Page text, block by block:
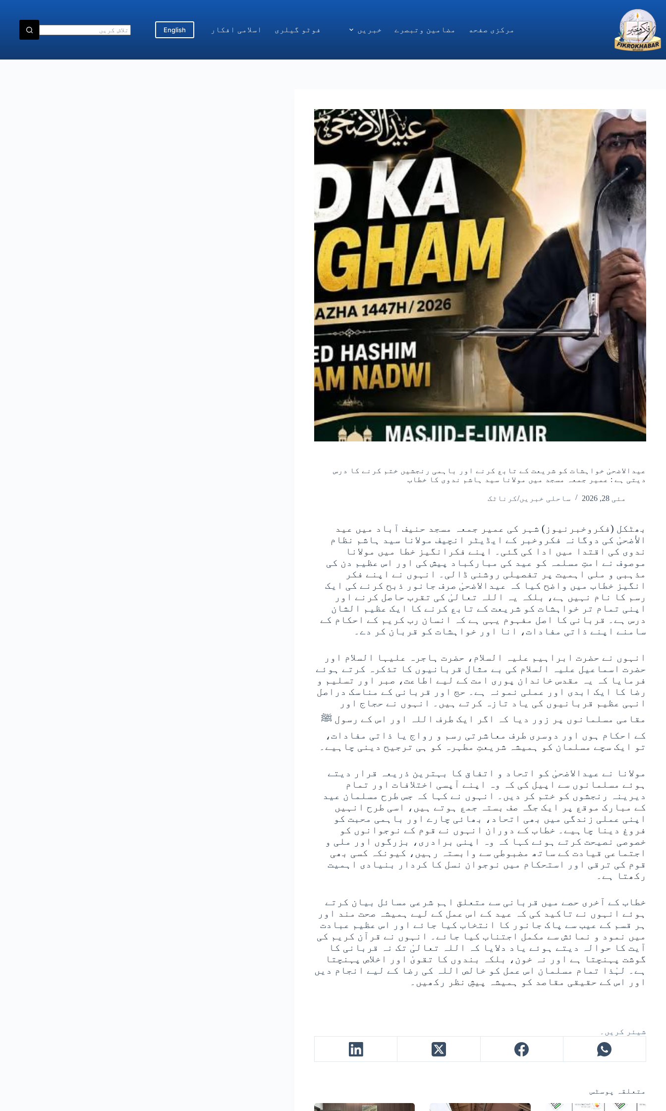
content
مركزى صفحه
مضامین وتبصرے خبریں فوٹو گیلری اسلامی افکار English
عیدالاضحیٰ خواہشات کو شریعت کے تابع کرنے اور باہمی رنجشیں ختم کرنے کا درس
دیتی ہے : عمیر جمعہ مسجد میں مولانا سید ہاشم ندوی کا خطاب
مئی 28, 2026 ساحلی خبریں/کرناٹک
بھٹکل (فکروخبرنیوز) شہر کی عمیر جمعہ مسجد حنیف آباد میں عید
الأضحیٰ کی دوگانہ فکروخبر کے ایڈیٹر انچیف مولانا سید ہاشم نظام
ندوی کی اقتدا میں ادا کی گئی۔ اپنے فکرانگیز خطا میں مولانا
موصوف نے امتِ مسلمہ کو عید کی مبارکباد پیش کی اور اس عظیم دن کی
مذہبی و ملی اہمیت پر تفصیلی روشنی ڈالی۔ انہوں نے اپنے فکر
انگیز خطاب میں واضح کیا کہ عیدالاضحیٰ صرف جانور ذبح کرنے کی ایک
رسم کا نام نہیں ہے، بلکہ یہ اللہ تعالیٰ کی تقرب حاصل کرنے اور
اپنی تمام تر خواہشات کو شریعت کے تابع کرنے کا ایک عظیم الشان
درس ہے۔ قربانی کا اصل مفہوم یہی ہے کہ انسان رب کریم کے احکام کے
سامنے اپنے ذاتی مفادات، انا اور خواہشات کو قربان کر دے۔
انہوں نے حضرت ابراہیم علیہ السلام، حضرت ہاجرہ علیہا السلام اور
حضرت اسماعیل علیہ السلام کی بے مثال قربانیوں کا تذکرہ کرتے ہوئے
فرمایا کہ یہ مقدس خاندان پوری امت کے لیے اطاعت، صبر اور تسلیم و
رضا کا ایک ابدی اور عملی نمونہ ہے۔ حج اور قربانی کے مناسک دراصل
انہی عظیم قربانیوں کی یاد تازہ کرتے ہیں۔ انہوں نے حجاج اور
مقامی مسلمانوں پر زور دیا کہ اگر ایک طرف اللہ اور اس کے رسول ﷺ
کے احکام ہوں اور دوسری طرف معاشرتی رسم و رواج یا ذاتی مفادات،
تو ایک سچے مسلمان کو ہمیشہ شریعتِ مطہرہ کو ہی ترجیح دینی چاہیے۔
مولانا نے عیدالاضحیٰ کو اتحاد و اتفاق کا بہترین ذریعہ قرار دیتے
ہوئے مسلمانوں سے اپیل کی کہ وہ اپنے آپسی اختلافات اور تمام
دیرینہ رنجشوں کو ختم کر دیں۔ انہوں نے کہا کہ جس طرح مسلمان عید
کے مبارک موقع پر ایک جگہ صف بستہ جمع ہوتے ہیں، اسی طرح انہیں
اپنی عملی زندگی میں بھی اتحاد، بھائی چارے اور باہمی محبت کو
فروغ دینا چاہیے۔ خطاب کے دوران انہوں نے قوم کے نوجوانوں کو
خصوصی نصیحت کرتے ہوئے کہا کہ وہ اپنی برادری، بزرگوں اور ملی و
اجتماعی قیادت کے ساتھ مضبوطی سے وابستہ رہیں، کیونکہ کسی بھی
قوم کی ترقی اور استحکام میں نوجوان نسل کا کردار بنیادی اہمیت
رکھتا ہے۔
خطاب کے آخری حصے میں قربانی سے متعلق اہم شرعی مسائل بیان کرتے
ہوئے انہوں نے تاکید کی کہ عید کے اس عمل کے لیے ہمیشہ صحت مند اور
ہر قسم کے عیب سے پاک جانور کا انتخاب کیا جائے اور اس عظیم عبادت
میں نمود و نمائش سے مکمل اجتناب کیا جائے۔ انہوں نے قرآن کریم کی
آیت کا حوالہ دیتے ہوئے یاد دلایا کہ اللہ تعالیٰ تک نہ قربانی کا
گوشت پہنچتا ہے اور نہ خون، بلکہ بندوں کا تقویٰ اور اخلاص پہنچتا
ہے۔ لہٰذا تمام مسلمان اس عمل کو خالص اللہ کی رضا کے لیے انجام دیں
اور اس کے حقیقی مقاصد کو ہمیشہ پیشِ نظر رکھیں۔
شیئر کریں۔
متعلقہ پوسٹس